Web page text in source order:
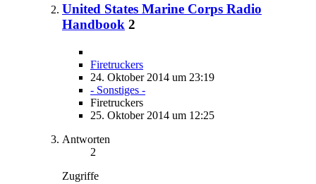
United States Marine Corps Radio
Handbook 2
Firetruckers
24. Oktober 2014 um 23:19
- Sonstiges -
Firetruckers
25. Oktober 2014 um 12:25
Antworten
2
Zugriffe